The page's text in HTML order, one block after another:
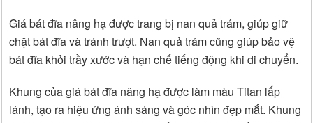
Giá bát đĩa nâng hạ được trang bị nan quả trám, giúp giữ
chặt bát đĩa và tránh trượt. Nan quả trám cũng giúp bảo vệ
bát đĩa khỏi trầy xước và hạn chế tiếng động khi di chuyển.
Khung của giá bát đĩa nâng hạ được làm màu Titan lấp
lánh, tạo ra hiệu ứng ánh sáng và góc nhìn đẹp mắt. Khung